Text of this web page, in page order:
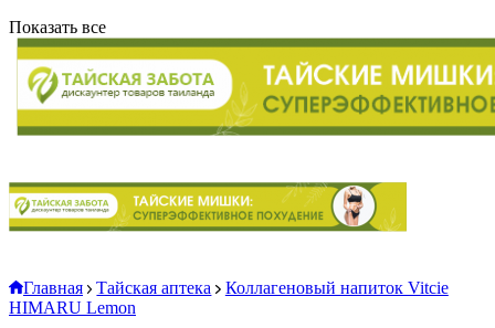
Показать все
Главная Тайская аптека
Коллагеновый напиток Vitcie
HIMARU Lemon